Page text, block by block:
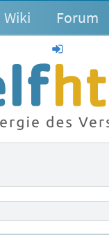
Wiki Forum
anmelden